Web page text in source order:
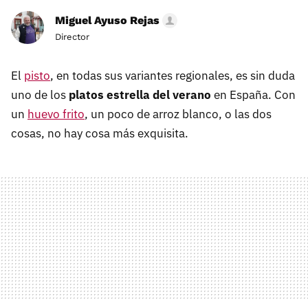
Miguel Ayuso Rejas
Director
El pisto, en todas sus variantes regionales, es sin duda
uno de los platos estrella del verano en España. Con
un huevo frito, un poco de arroz blanco, o las dos
cosas, no hay cosa más exquisita.